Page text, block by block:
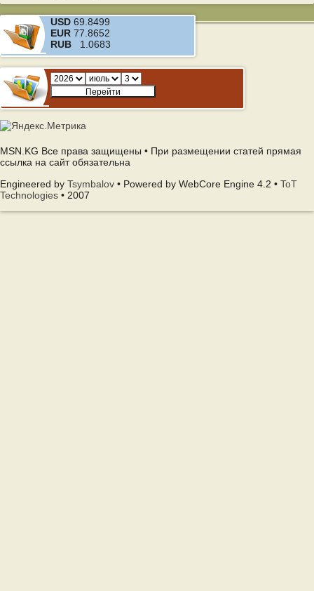
USD 69.8499
EUR 77.8652
RUB 1.0683
MSN.KG Все права защищены • При размещении статей прямая
ссылка на сайт обязательна
Engineered by Tsymbalov • Powered by WebCore Engine 4.2 • ToT
Technologies • 2007